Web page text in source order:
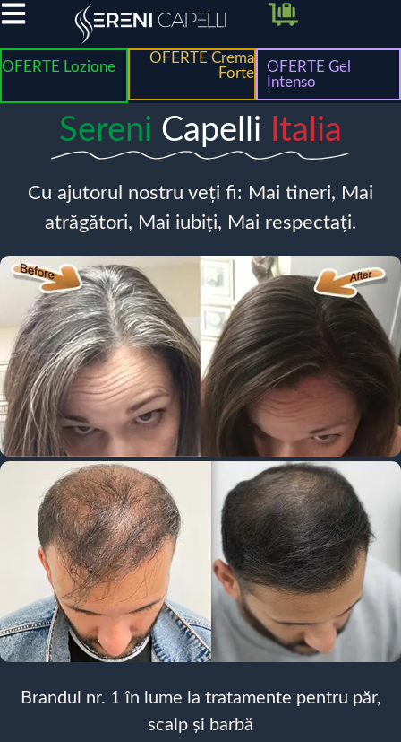
OFERTE Lozione
OFERTE Crema
Forte
OFERTE Gel
Intenso
Sereni Capelli Italia
Cu ajutorul nostru veți fi: Mai tineri, Mai
atrăgători, Mai iubiți, Mai respectați.
Brandul nr. 1 în lume la tratamente pentru păr,
scalp și barbă